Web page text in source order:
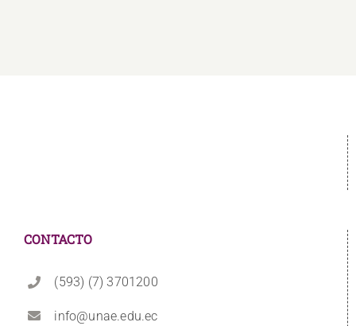
CONTACTO
(593) (7) 3701200
info@unae.edu.ec